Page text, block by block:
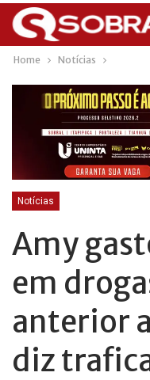
Home Notícias
Notícias
Amy
em
anterior
diz